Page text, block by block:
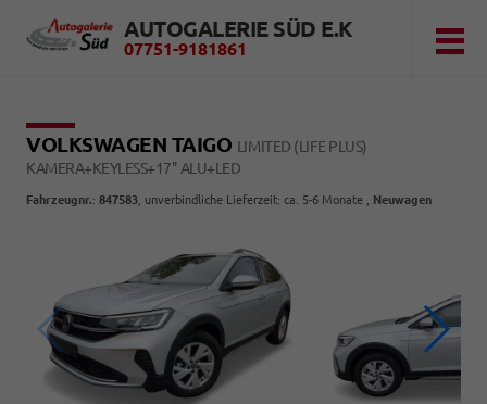
AUTOGALERIE SÜD E.K
07751-9181861
VOLKSWAGEN TAIGO LIMITED (LIFE PLUS)
KAMERA+KEYLESS+17'' ALU+LED
Fahrzeugnr.: 847583 , unverbindliche Lieferzeit: ca. 5-6 Monate , Neuwagen